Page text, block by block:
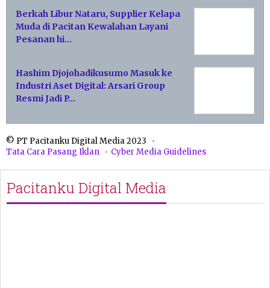
Berkah Libur Nataru, Supplier Kelapa
Muda di Pacitan Kewalahan Layani
Pesanan hi…
Hashim Djojohadikusumo Masuk ke
Industri Aset Digital: Arsari Group
Resmi Jadi P…
© PT Pacitanku Digital Media 2023
Tata Cara Pasang Iklan
Cyber Media Guidelines
Pacitanku Digital Media